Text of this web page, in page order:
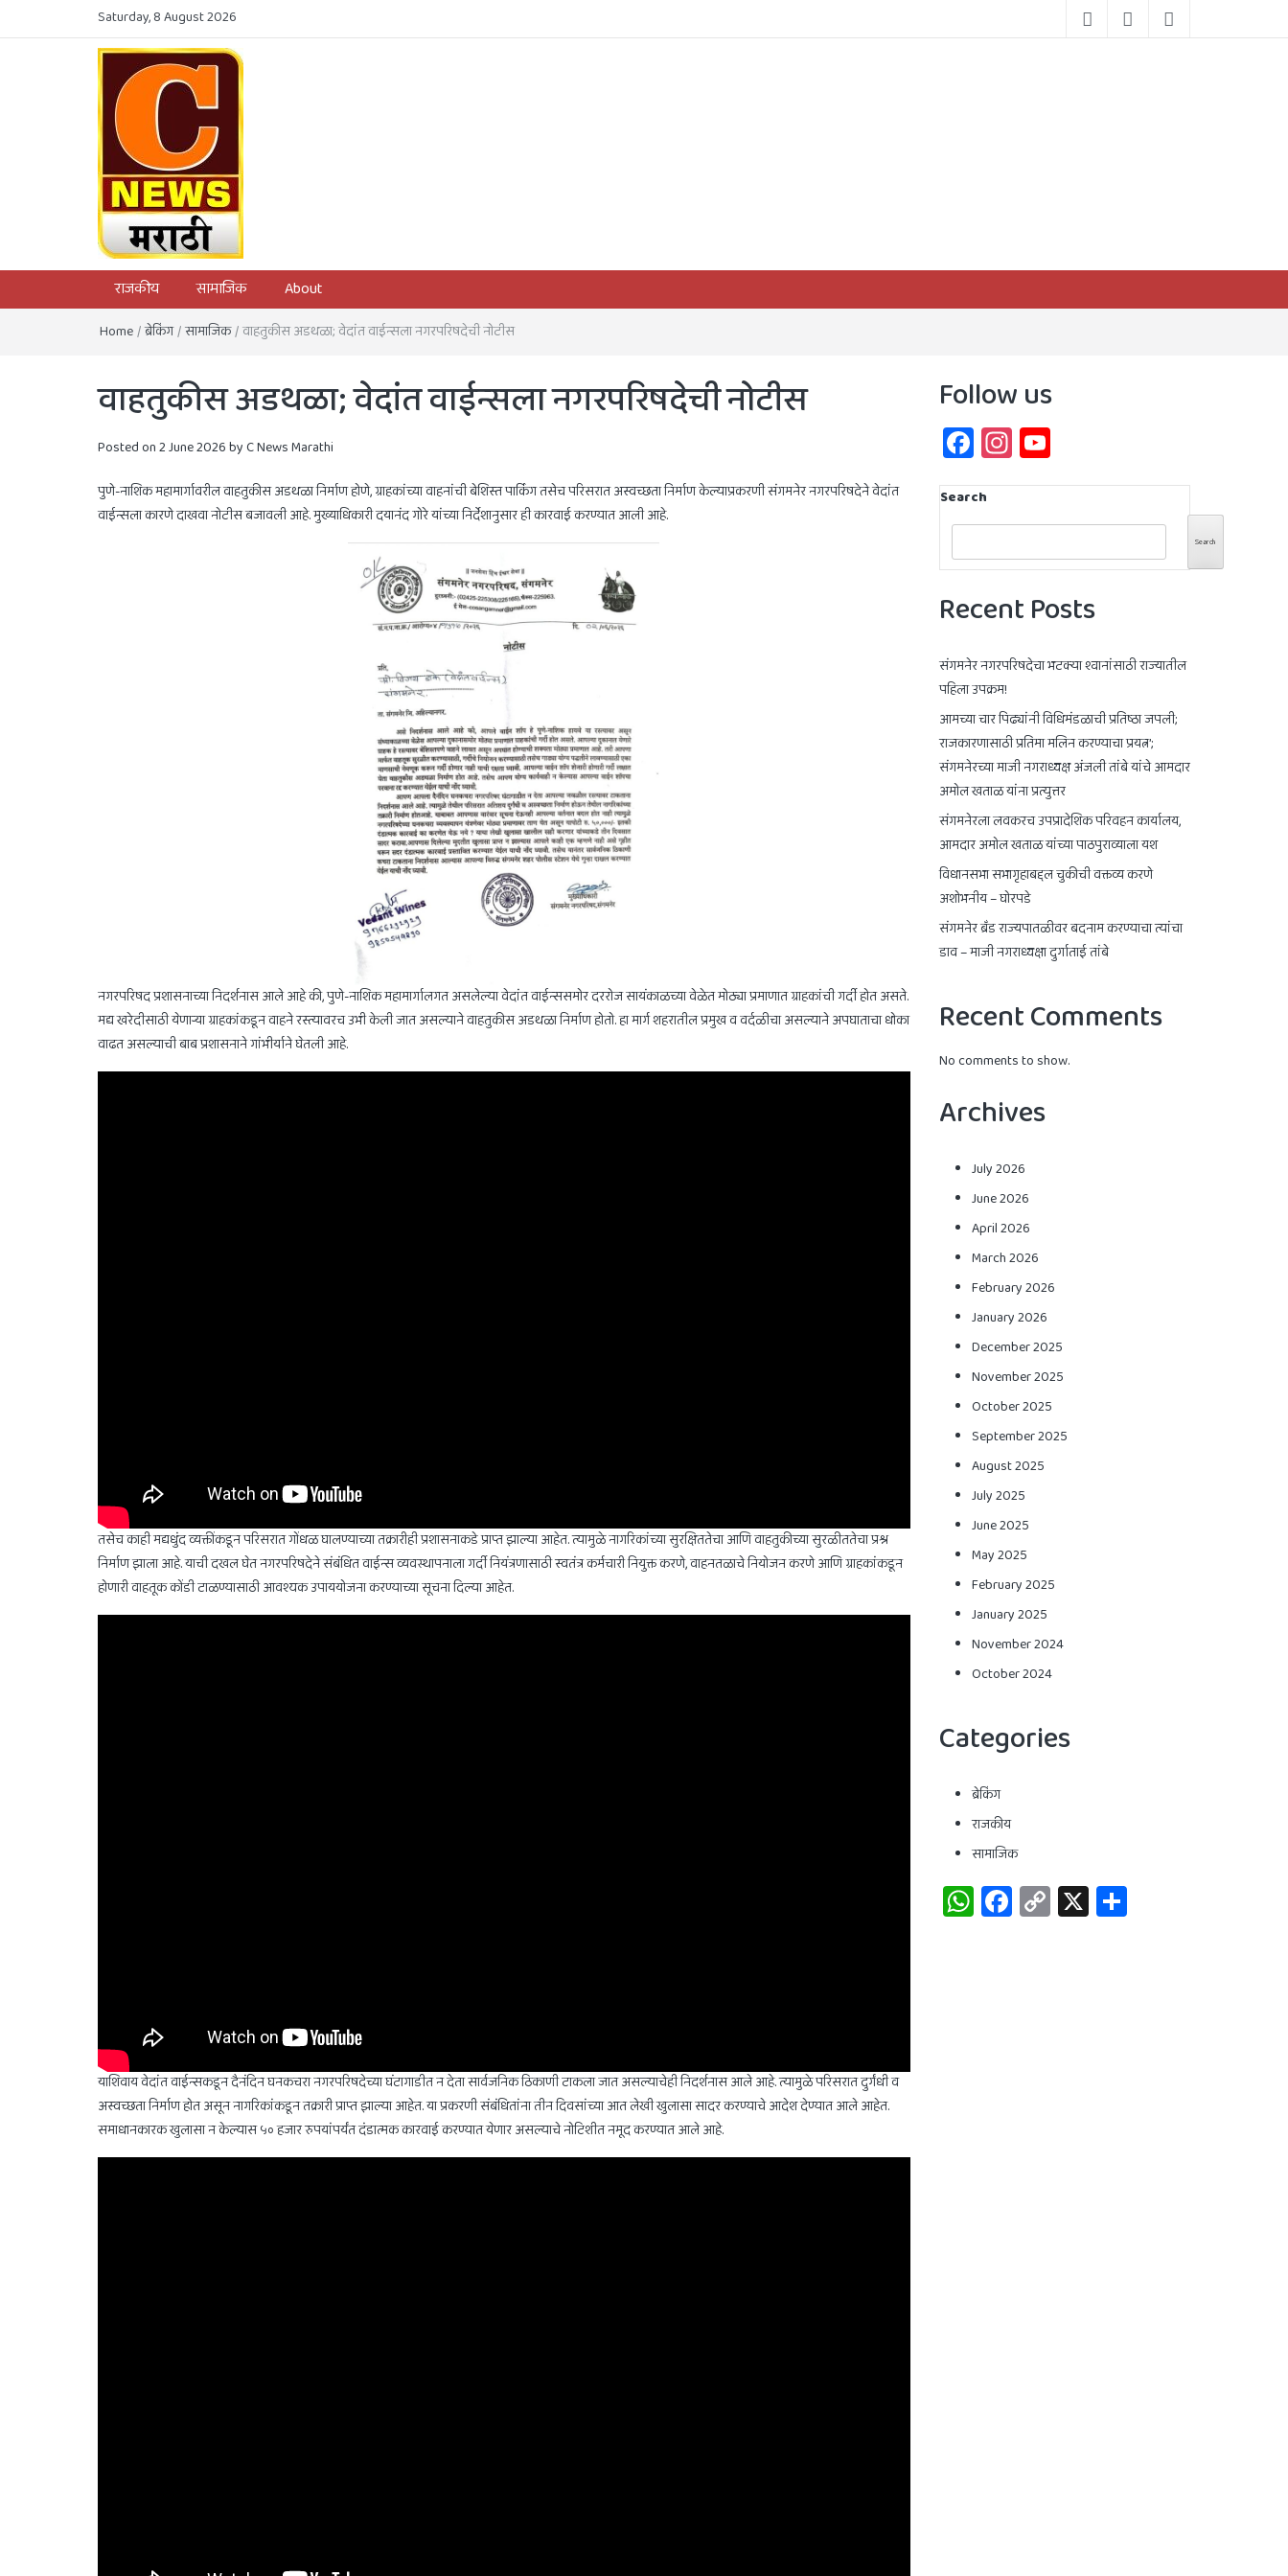
Saturday, 8 August 2026
C News Marathi
First District Level News Channel
राजकीय सामाजिक About
Home/ब्रेकिंग/सामाजिक/वाहतुकीस अडथळा; वेदांत वाईन्सला नगरपरिषदेची नोटीस
वाहतुकीस अडथळा; वेदांत वाईन्सला नगरपरिषदेची नोटीस
Posted on2 June 2026byC News Marathi
पुणे-नाशिक महामार्गावरील वाहतुकीस अडथळा निर्माण होणे, ग्राहकांच्या वाहनांची बेशिस्त पार्किंग तसेच परिसरात अस्वच्छता निर्माण केल्याप्रकरणी संगमनेर नगरपरिषदेने वेदांत
वाईन्सला कारणे दाखवा नोटीस बजावली आहे. मुख्याधिकारी दयानंद गोरे यांच्या निर्देशानुसार ही कारवाई करण्यात आली आहे.
नगरपरिषद प्रशासनाच्या निदर्शनास आले आहे की, पुणे-नाशिक महामार्गालगत असलेल्या वेदांत वाईन्ससमोर दररोज सायंकाळच्या वेळेत मोठ्या प्रमाणात ग्राहकांची गर्दी होत असते.
मद्य खरेदीसाठी येणाऱ्या ग्राहकांकडून वाहने रस्त्यावरच उभी केली जात असल्याने वाहतुकीस अडथळा निर्माण होतो. हा मार्ग शहरातील प्रमुख व वर्दळीचा असल्याने अपघाताचा धोका
वाढत असल्याची बाब प्रशासनाने गांभीर्याने घेतली आहे.
तसेच काही मद्यधुंद व्यक्तींकडून परिसरात गोंधळ घालण्याच्या तक्रारीही प्रशासनाकडे प्राप्त झाल्या आहेत. त्यामुळे नागरिकांच्या सुरक्षिततेचा आणि वाहतुकीच्या सुरळीततेचा प्रश्न
निर्माण झाला आहे. याची दखल घेत नगरपरिषदेने संबंधित वाईन्स व्यवस्थापनाला गर्दी नियंत्रणासाठी स्वतंत्र कर्मचारी नियुक्त करणे, वाहनतळाचे नियोजन करणे आणि ग्राहकांकडून
होणारी वाहतूक कोंडी टाळण्यासाठी आवश्यक उपाययोजना करण्याच्या सूचना दिल्या आहेत.
याशिवाय वेदांत वाईन्सकडून दैनंदिन घनकचरा नगरपरिषदेच्या घंटागाडीत न देता सार्वजनिक ठिकाणी टाकला जात असल्याचेही निदर्शनास आले आहे. त्यामुळे परिसरात दुर्गंधी व
अस्वच्छता निर्माण होत असून नागरिकांकडून तक्रारी प्राप्त झाल्या आहेत. या प्रकरणी संबंधितांना तीन दिवसांच्या आत लेखी खुलासा सादर करण्याचे आदेश देण्यात आले आहेत.
समाधानकारक खुलासा न केल्यास ५० हजार रुपयांपर्यंत दंडात्मक कारवाई करण्यात येणार असल्याचे नोटिशीत नमूद करण्यात आले आहे.
Follow us
Facebook
Instagram
YouTube
Channel
Search
Search
Recent Posts
संगमनेर नगरपरिषदेचा भटक्या श्वानांसाठी राज्यातील
पहिला उपक्रम!
आमच्या चार पिढ्यांनी विधिमंडळाची प्रतिष्ठा जपली;
राजकारणासाठी प्रतिमा मलिन करण्याचा प्रयत्न’;
संगमनेरच्या माजी नगराध्यक्ष अंजली तांबे यांचे आमदार
अमोल खताळ यांना प्रत्युत्तर
संगमनेरला लवकरच उपप्रादेशिक परिवहन कार्यालय,
आमदार अमोल खताळ यांच्या पाठपुराव्याला यश
विधानसभा सभागृहाबद्दल चुकीची वक्तव्य करणे
अशोभनीय – घोरपडे
संगमनेर ब्रँड राज्यपातळीवर बदनाम करण्याचा त्यांचा
डाव – माजी नगराध्यक्षा दुर्गाताई तांबे
Recent Comments
No comments to show.
Archives
July 2026
June 2026
April 2026
March 2026
February 2026
January 2026
December 2025
November 2025
October 2025
September 2025
August 2025
July 2025
June 2025
May 2025
February 2025
January 2025
November 2024
October 2024
Categories
ब्रेकिंग
राजकीय
सामाजिक
WhatsApp
Facebook
Copy
Link
X Share